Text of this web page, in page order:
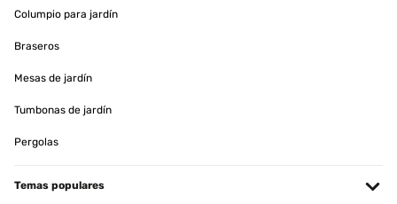
Columpio para jardín
Braseros
Mesas de jardín
Tumbonas de jardín
Pergolas
Temas populares